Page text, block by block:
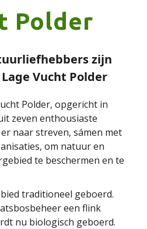
Polder
zijn
Vucht Polder
Polder, opgericht in
zeven enthousiaste
naar streven, sámen met
om natuur en
te beschermen en te
traditioneel geboerd.
een flink
nu biologisch geboerd.